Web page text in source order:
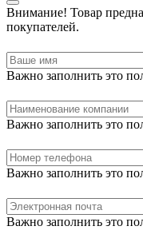
Внимание! Товар
покупателей.
Важно заполнить это
Важно заполнить это
Важно заполнить это
Важно заполнить это